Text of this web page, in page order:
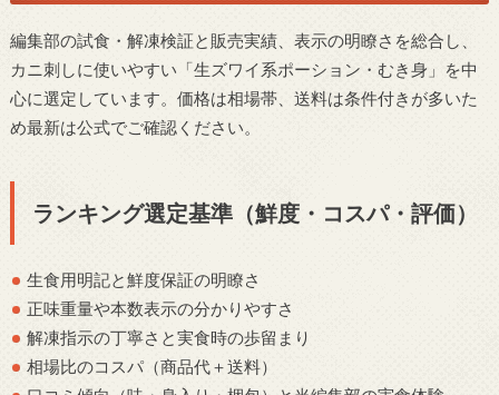
編集部の試食・解凍検証と販売実績、表示の明瞭さを総合し、
カニ刺しに使いやすい「生ズワイ系ポーション・むき身」を中
心に選定しています。価格は相場帯、送料は条件付きが多いた
め最新は公式でご確認ください。
ランキング選定基準（鮮度・コスパ・評価）
生食用明記と鮮度保証の明瞭さ
正味重量や本数表示の分かりやすさ
解凍指示の丁寧さと実食時の歩留まり
相場比のコスパ（商品代＋送料）